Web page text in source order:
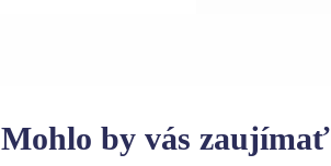
Mohlo by vás zaujímať